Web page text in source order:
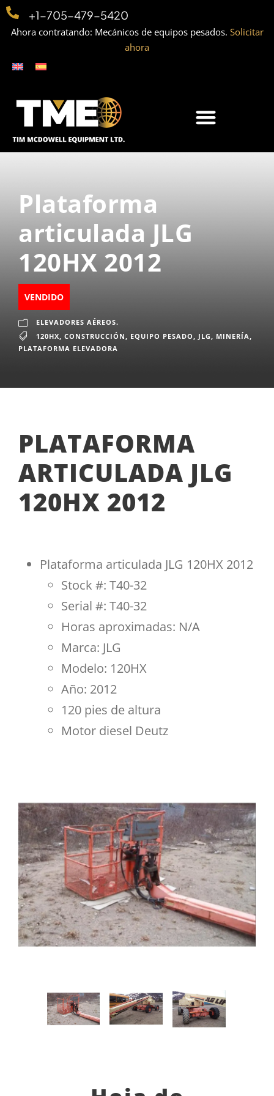
+1-705-479-5420
Ahora contratando: Mecánicos de equipos pesados. Solicitar
ahora
Plataforma
articulada JLG
120HX 2012
VENDIDO
ELEVADORES AÉREOS.
120HX, CONSTRUCCIÓN, EQUIPO PESADO, JLG, MINERÍA,
PLATAFORMA ELEVADORA
PLATAFORMA
ARTICULADA JLG
120HX 2012
Plataforma articulada JLG 120HX 2012
Stock #: T40-32
Serial #: T40-32
Horas aproximadas: N/A
Marca: JLG
Modelo: 120HX
Año: 2012
120 pies de altura
Motor diesel Deutz